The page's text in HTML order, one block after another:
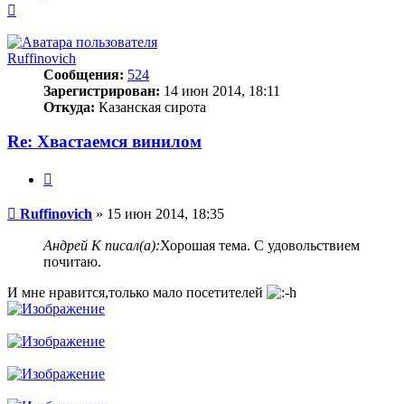
началу
Ruffinovich
Сообщения: 524
Зарегистрирован: 14 июн 2014, 18:11
Откуда: Казанская сирота
Re: Хвастаемся винилом
Сообщение
Ruffinovich » 15 июн 2014, 18:35
Андрей К писал(а):Хорошая тема. С удовольствием
почитаю.
И мне нравится,только мало посетителей